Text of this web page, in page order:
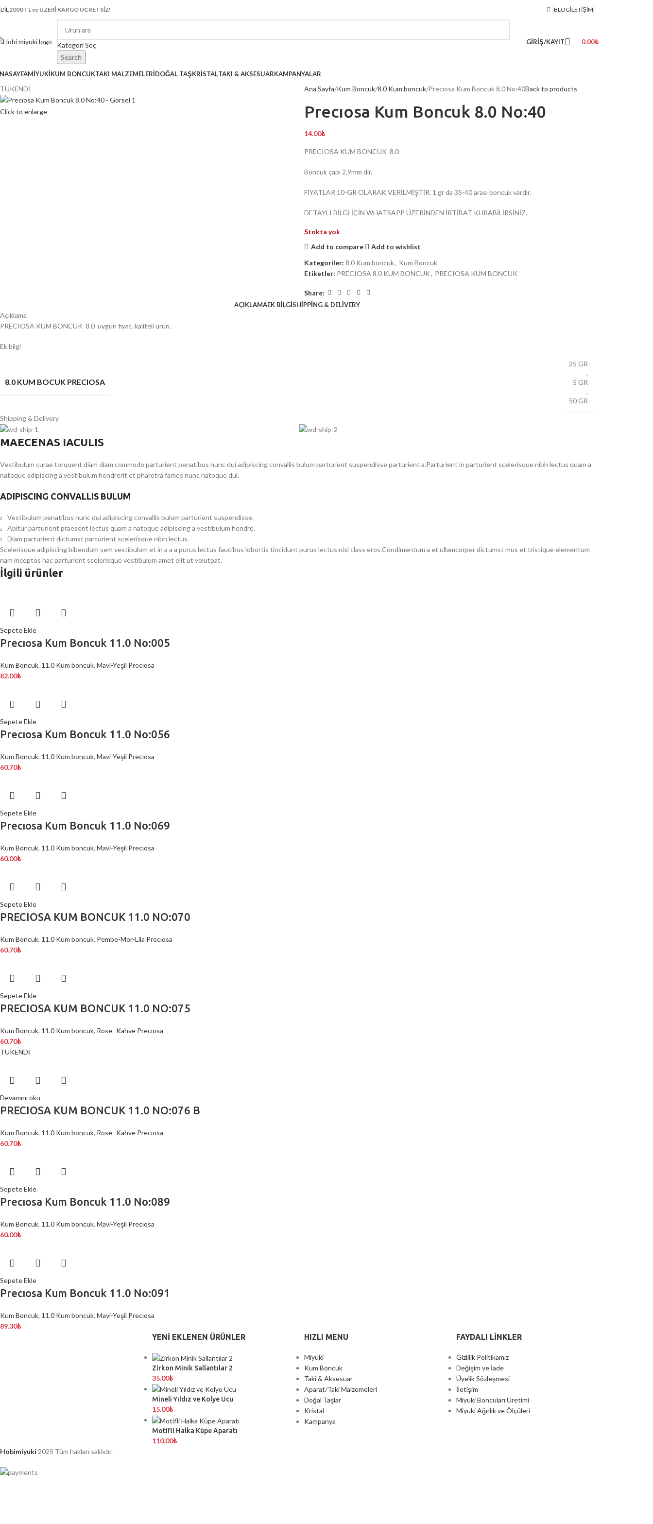
DIL2000 TL ve ÜZERİ KARGO ÜCRETSİZ! BLOGİLETIŞIM
Kategori Seç
Search
GIRIŞ/KAYIT 0.00₺
MİYUKİKUM BONCUKTAKI MALZEMELERİDOĞAL TAŞKRİSTALTAKI & AKSESUARKAMPANYALAR
TÜKENDİ
Click to enlarge
Ana Sayfa Kum Boncuk 8.0 Kum boncuk Precıosa Kum Boncuk 8.0 No:40Back to products
Precıosa Kum Boncuk 8.0 No:40
14.00₺
PRECIOSA KUM BONCUK 8.0
Boncuk çapı 2,9mm dir.
FİYATLAR 10-GR OLARAK VERİLMİŞTİR. 1 gr da 35-40 arası boncuk vardır.
DETAYLI BİLGİ İÇİN WHATSAPP ÜZERİNDEN İRTİBAT KURABİLİRSİNİZ.
Stokta yok
Add to compare
Add to wishlist
Kategoriler: 8.0 Kum boncuk, Kum Boncuk
Etiketler: PRECIOSA 8.0 KUM BONCUK, PRECIOSA KUM BONCUK
Share:
AÇIKLAMAEK BILGISHIPPING & DELIVERY
Açıklama
PRECIOSA KUM BONCUK 8.0 uygun fiyat. kaliteli ürün.
Ek bilgi
8.0 KUM BOCUK PRECIOSA
25 GR
,
5 GR
,
50 GR
Shipping & Delivery
MAECENAS IACULIS
Vestibulum curae torquent diam diam commodo parturient penatibus nunc dui adipiscing convallis bulum parturient suspendisse parturient a.Parturient in parturient scelerisque nibh lectus quam a
natoque adipiscing a vestibulum hendrerit et pharetra fames nunc natoque dui.
ADIPISCING CONVALLIS BULUM
Vestibulum penatibus nunc dui adipiscing convallis bulum parturient suspendisse.
Abitur parturient praesent lectus quam a natoque adipiscing a vestibulum hendre.
Diam parturient dictumst parturient scelerisque nibh lectus.
Scelerisque adipiscing bibendum sem vestibulum et in a a a purus lectus faucibus lobortis tincidunt purus lectus nisl class eros.Condimentum a et ullamcorper dictumst mus et tristique elementum
nam inceptos hac parturient scelerisque vestibulum amet elit ut volutpat.
İlgili ürünler
Sepete Ekle
Precıosa Kum Boncuk 11.0 No:005
Kum Boncuk, 11.0 Kum boncuk, Mavi-Yeşil Precıosa
82.00₺
Sepete Ekle
Precıosa Kum Boncuk 11.0 No:056
Kum Boncuk, 11.0 Kum boncuk, Mavi-Yeşil Precıosa
60.70₺
Sepete Ekle
Precıosa Kum Boncuk 11.0 No:069
Kum Boncuk, 11.0 Kum boncuk, Mavi-Yeşil Precıosa
60.00₺
Sepete Ekle
PRECIOSA KUM BONCUK 11.0 NO:070
Kum Boncuk, 11.0 Kum boncuk, Pembe-Mor-Lila Precıosa
60.70₺
Sepete Ekle
PRECIOSA KUM BONCUK 11.0 NO:075
Kum Boncuk, 11.0 Kum boncuk, Rose- Kahve Precıosa
60.70₺
TÜKENDİ
Devamını oku
PRECIOSA KUM BONCUK 11.0 NO:076 B
Kum Boncuk, 11.0 Kum boncuk, Rose- Kahve Precıosa
60.70₺
Sepete Ekle
Precıosa Kum Boncuk 11.0 No:089
Kum Boncuk, 11.0 Kum boncuk, Mavi-Yeşil Precıosa
60.00₺
Sepete Ekle
Precıosa Kum Boncuk 11.0 No:091
Kum Boncuk, 11.0 Kum boncuk, Mavi-Yeşil Precıosa
89.30₺
YENI EKLENEN ÜRÜNLER
Zirkon Minik Sallantılar 2
35.00₺
Mineli Yıldız ve Kolye Ucu
15.00₺
Motifli Halka Küpe Aparatı
110.00₺
HIZLI MENU
Miyuki
Kum Boncuk
Taki & Aksesuar
Aparat/Taki Malzemeleri
Doğal Taşlar
Kristal
Kampanya
FAYDALI LİNKLER
Gizlilik Politikamız
Değişim ve İade
Üyelik Sözleşmesi
İletişim
Miyuki Boncuları Üretimi
Miyuki Ağırlık ve Ölçüleri
Hobimiyuki 2025 Tüm hakları saklıdır.